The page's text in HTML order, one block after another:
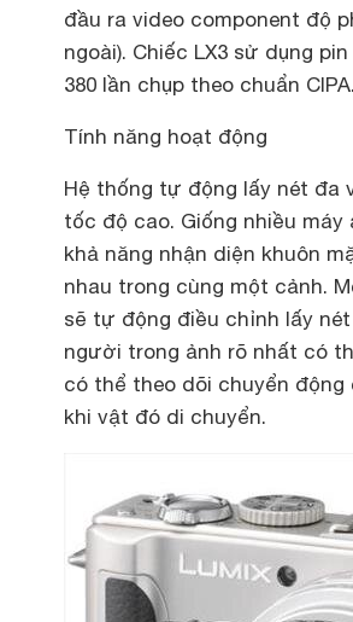
đầu ra video component độ
ngoài). Chiếc LX3 sử dụng
380 lần chụp theo chuẩn
Tính năng hoạt động
Hệ thống tự động lấy nét đa
tốc độ cao. Giống nhiều
khả năng nhận diện khuôn
nhau trong cùng một cảnh.
sẽ tự động điều chỉnh lấy
người trong ảnh rõ nhất có
có thể theo dõi chuyển
khi vật đó di chuyển.